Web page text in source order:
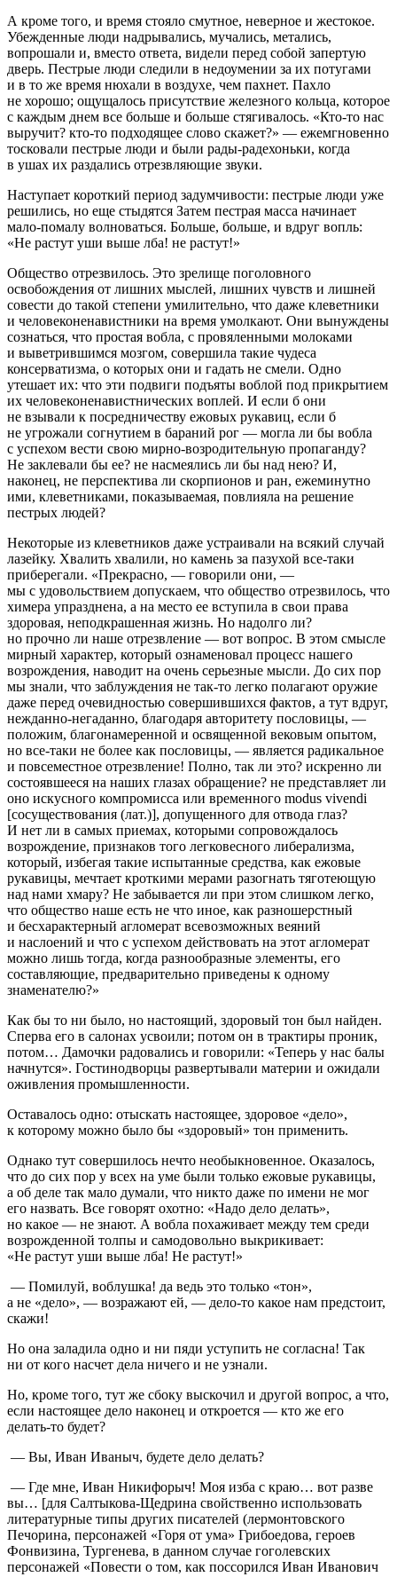
А кроме того, и время стояло смутное, неверное и жестокое.
Убежденные люди надрывались, мучались, метались,
вопрошали и, вместо ответа, видели перед собой запертую
дверь. Пестрые люди следили в недоумении за их потугами
и в то же время нюхали в воздухе, чем пахнет. Пахло
не хорошо; ощущалось присутствие железного кольца, которое
с каждым днем все больше и больше стягивалось. «Кто-то нас
выручит? кто-то подходящее слово скажет?» — ежемгновенно
тосковали пестрые люди и были рады-радехоньки, когда
в ушах их раздались отрезвляющие звуки.
Наступает короткий период задумчивости: пестрые люди уже
решились, но еще стыдятся Затем пестрая масса начинает
мало-помалу волноваться. Больше, больше, и вдруг вопль:
«Не растут уши выше лба! не растут!»
Общество отрезвилось. Это зрелище поголовного
освобождения от лишних мыслей, лишних чувств и лишней
совести до такой степени умилительно, что даже клеветники
и человеконенавистники на время умолкают. Они вынуждены
сознаться, что простая вобла, с провяленными молоками
и выветрившимся мозгом, совершила такие чудеса
консерватизма, о которых они и гадать не смели. Одно
утешает их: что эти подвиги подъяты воблой под прикрытием
их человеконенавистнических воплей. И если б они
не взывали к посредничеству ежовых рукавиц, если б
не угрожали согнутием в бараний рог — могла ли бы вобла
с успехом вести свою мирно-возродительную пропаганду?
Не заклевали бы ее? не насмеялись ли бы над нею? И,
наконец, не перспектива ли скорпионов и ран, ежеминутно
ими, клеветниками, показываемая, повлияла на решение
пестрых людей?
Некоторые из клеветников даже устраивали на всякий случай
лазейку. Хвалить хвалили, но камень за пазухой все-таки
приберегали. «Прекрасно, — говорили они, —
мы с удовольствием допускаем, что общество отрезвилось, что
химера упразднена, а на место ее вступила в свои права
здоровая, неподкрашенная жизнь. Но надолго ли?
но прочно ли наше отрезвление — вот вопрос. В этом смысле
мирный характер, который ознаменовал процесс нашего
возрождения, наводит на очень серьезные мысли. До сих пор
мы знали, что заблуждения не так-то легко полагают оружие
даже перед очевидностью совершившихся фактов, а тут вдруг,
нежданно-негаданно, благодаря авторитету пословицы, —
положим, благонамеренной и освященной вековым опытом,
но все-таки не более как пословицы, — является радикальное
и повсеместное отрезвление! Полно, так ли это? искренно ли
состоявшееся на наших глазах обращение? не представляет ли
оно искусного компромисса или временного modus vivendi
[сосуществования (лат.)], допущенного для отвода глаз?
И нет ли в самых приемах, которыми сопровождалось
возрождение, признаков того легковесного либерализма,
который, избегая такие испытанные средства, как ежовые
рукавицы, мечтает кроткими мерами разогнать тяготеющую
над нами хмару? Не забывается ли при этом слишком легко,
что общество наше есть не что иное, как разношерстный
и бесхарактерный агломерат всевозможных веяний
и наслоений и что с успехом действовать на этот агломерат
можно лишь тогда, когда разнообразные элементы, его
составляющие, предварительно приведены к одному
знаменателю?»
Как бы то ни было, но настоящий, здоровый тон был найден.
Сперва его в салонах усвоили; потом он в трактиры проник,
потом… Дамочки радовались и говорили: «Теперь у нас балы
начнутся». Гостинодворцы развертывали материи и ожидали
оживления промышленности.
Оставалось одно: отыскать настоящее, здоровое «дело»,
к которому можно было бы «здоровый» тон применить.
Однако тут совершилось нечто необыкновенное. Оказалось,
что до сих пор у всех на уме были только ежовые рукавицы,
а об деле так мало думали, что никто даже по имени не мог
его назвать. Все говорят охотно: «Надо дело делать»,
но какое — не знают. А вобла похаживает между тем среди
возрожденной толпы и самодовольно выкрикивает:
«Не растут уши выше лба! Не растут!»
— Помилуй, воблушка! да ведь это только «тон»,
а не «дело», — возражают ей, — дело-то какое нам предстоит,
скажи!
Но она заладила одно и ни пяди уступить не согласна! Так
ни от кого насчет дела ничего и не узнали.
Но, кроме того, тут же сбоку выскочил и другой вопрос, а что,
если настоящее дело наконец и откроется — кто же его
делать-то будет?
— Вы, Иван Иваныч, будете дело делать?
— Где мне, Иван Никифорыч! Моя изба с краю… вот разве
вы… [для Салтыкова-Щедрина свойственно использовать
литературные типы других писателей (лермонтовского
Печорина, персонажей «Горя от ума» Грибоедова, героев
Фонвизина, Тургенева, в данном случае гоголевских
персонажей «Повести о том, как поссорился Иван Иванович